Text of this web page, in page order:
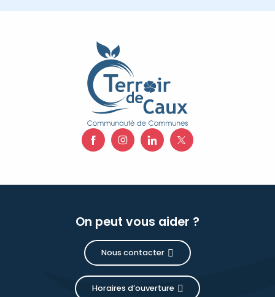
On peut vous aider ?
Nous contacter
Horaires d’ouverture